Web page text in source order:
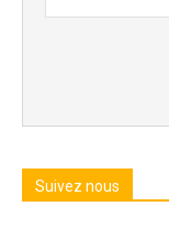
Suivez nous